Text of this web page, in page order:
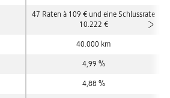
47 Raten à 109 € und eine Schlussrate
10.222 €
40.000 km
4,99 %
4,88 %